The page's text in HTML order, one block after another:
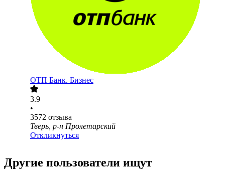
ОТП Банк. Бизнес
3.9
•
3572 отзыва
Тверь, р-н Пролетарский
Откликнуться
Другие пользователи ищут